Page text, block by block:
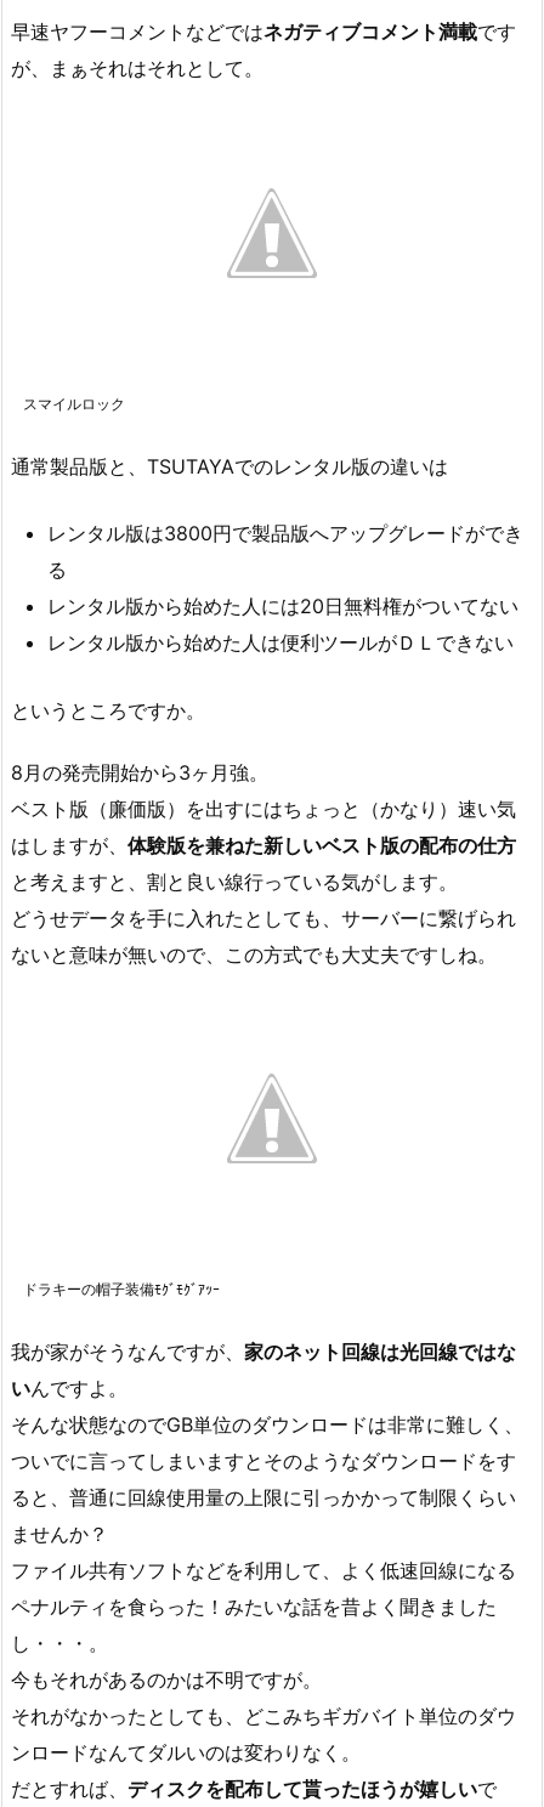
早速ヤフーコメントなどではネガティブコメント満載です
が、まぁそれはそれとして。
スマイルロック
通常製品版と、TSUTAYAでのレンタル版の違いは
レンタル版は3800円で製品版へアップグレードができ
る
レンタル版から始めた人には20日無料権がついてない
レンタル版から始めた人は便利ツールがＤＬできない
というところですか。
8月の発売開始から3ヶ月強。
ベスト版（廉価版）を出すにはちょっと（かなり）速い気
はしますが、 体験版を兼ねた新しいベスト版の配布の仕方
と考えますと、割と良い線行っている気がします。
どうせデータを手に入れたとしても、サーバーに繋げられ
ないと意味が無いので、この方式でも大丈夫ですしね。
ドラキーの帽子装備ﾓｸﾞﾓｸﾞｱｯｰ
我が家がそうなんですが、 家のネット回線は光回線ではな
いんですよ。
そんな状態なのでGB単位のダウンロードは非常に難しく、
ついでに言ってしまいますとそのようなダウンロードをす
ると、普通に回線使用量の上限に引っかかって制限くらい
ませんか？
ファイル共有ソフトなどを利用して、よく低速回線になる
ペナルティを食らった！みたいな話を昔よく聞きました
し・・・。
今もそれがあるのかは不明ですが。
それがなかったとしても、どこみちギガバイト単位のダウ
ンロードなんてダルいのは変わりなく。
だとすれば、 ディスクを配布して貰ったほうが嬉しいで